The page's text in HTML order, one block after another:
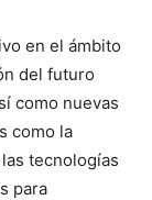
en el ámbito
del futuro
como nuevas
como la
tecnologías
para